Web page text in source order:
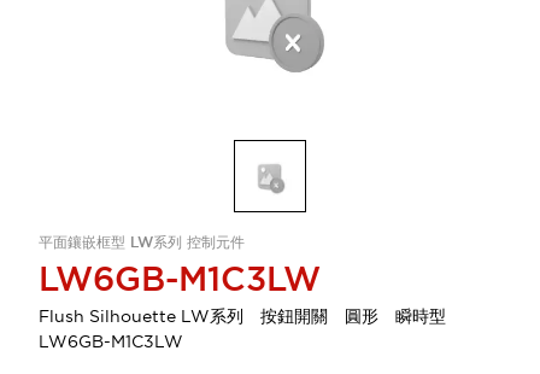
平面鑲嵌框型 LW系列 控制元件
LW6GB-M1C3LW
Flush Silhouette LW系列 按鈕開關 圓形 瞬時型
LW6GB-M1C3LW